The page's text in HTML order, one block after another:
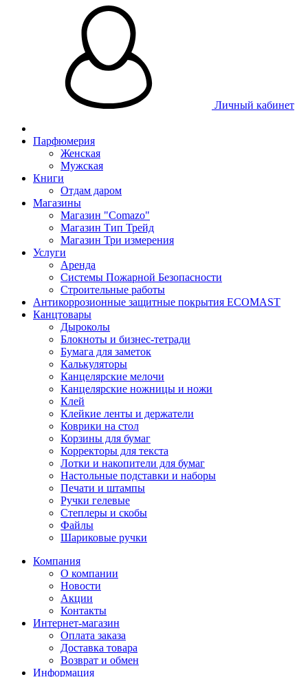
Личный кабинет
Парфюмерия
Женская
Мужская
Книги
Отдам даром
Магазины
Магазин "Comazo"
Магазин Тип Трейд
Магазин Три измерения
Услуги
Аренда
Системы Пожарной Безопасности
Строительные работы
Антикоррозионные защитные покрытия ECOMAST
Канцтовары
Дыроколы
Блокноты и бизнес-тетради
Бумага для заметок
Калькуляторы
Канцелярские мелочи
Канцелярские ножницы и ножи
Клей
Клейкие ленты и держатели
Коврики на стол
Корзины для бумаг
Корректоры для текста
Лотки и накопители для бумаг
Настольные подставки и наборы
Печати и штампы
Ручки гелевые
Степлеры и скобы
Файлы
Шариковые ручки
Компания
О компании
Новости
Акции
Контакты
Интернет-магазин
Оплата заказа
Доставка товара
Возврат и обмен
Информация